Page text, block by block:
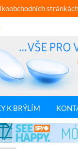
K BRÝLÍM